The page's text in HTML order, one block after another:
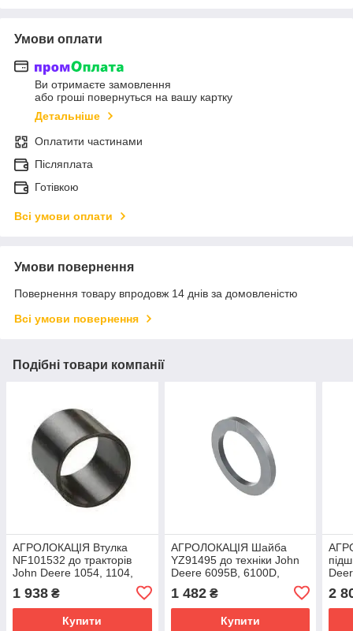
Умови оплати
Ви отримаєте замовлення
або гроші повернуться на вашу картку
Детальніше
Оплатити частинами
Післяплата
Готівкою
Всі умови оплати
Умови повернення
Повернення товару впродовж 14 днів за домовленістю
Всі умови повернення
Подібні товари компанії
АГРОЛОКАЦІЯ Втулка
NF101532 до тракторів
John Deere 1054, 1104,
6095B, 6100B, 6110B, 904,
954 (унікальний ID:
1 938 ₴
Купити
АГРОЛОКАЦІЯ Шайба
YZ91495 до техніки John
Deere 6095B, 6100D,
6100E, 6135E, 6140B, 6E-
1404, 6E-1504
1 482₴
Купити
2